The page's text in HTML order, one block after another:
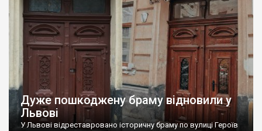
фігур двох домініканських монашок святої Катерини
Сієнської і святої Розалії з […]
Дуже пошкоджену браму відновили у
Львові
У Львові відреставровано історичну браму по вулиці Героїв